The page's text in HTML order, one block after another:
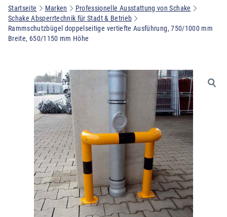
Startseite Marken
Professionelle Ausstattung von Schake
Schake Absperrtechnik für Stadt & Betrieb
Rammschutzbügel doppelseitige vertiefte Ausführung, 750/1000 mm
Breite, 650/1150 mm Höhe